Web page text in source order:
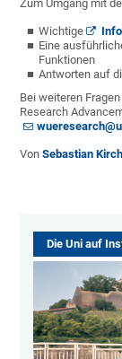
Zum Umgang mit
Wichtige
Eine
Funktionen
Antworten auf
Bei weiteren
Research
VonSebastian
Die Uni auf